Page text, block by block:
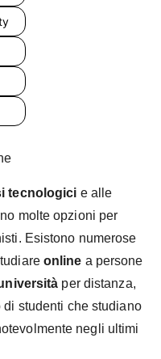
tecnologici e alle
molte opzioni per
Esistono numerose
online a persone
per distanza,
studenti che studiano
negli ultimi